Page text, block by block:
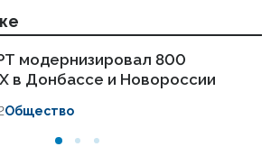
модернизировал 800
в Донбассе и Новороссии
Общество